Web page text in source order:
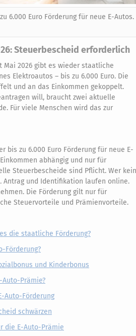
6.000 Euro Förderung für neue E-Autos.
Steuerbescheid erforderlich
Mai 2026 gibt es wieder staatliche
Elektroautos – bis zu 6.000 Euro. Die
und an das Einkommen gekoppelt.
will, braucht zwei aktuelle
Für viele Menschen wird das zur
bis zu 6.000 Euro Förderung für neue E-
abhängig und nur für
Steuerbescheide sind Pflicht. Wer
Antrag und Identifikation laufen online.
Die Förderung gilt nur für
Steuervorteile und Prämienvorteile.
die staatliche Förderung?
Förderung?
und Kinderbonus
Prämie?
Auto-Förderung
schwärzen
die E-Auto-Prämie